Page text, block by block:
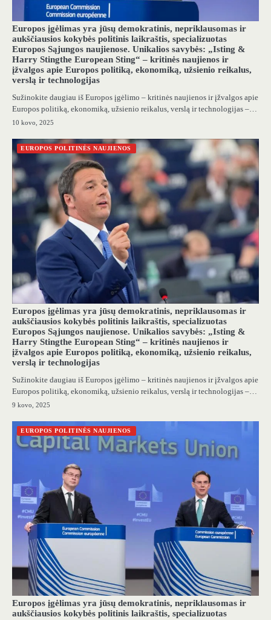
Europos įgėlimas yra jūsų demokratinis, nepriklausomas ir
aukščiausios kokybės politinis laikraštis, specializuotas
Europos Sąjungos naujienose. Unikalios savybės: „Isting &
Harry Stingthe European Sting“ – kritinės naujienos ir
įžvalgos apie Europos politiką, ekonomiką, užsienio reikalus,
verslą ir technologijas
Sužinokite daugiau iš Europos įgėlimo – kritinės naujienos ir įžvalgos apie
Europos politiką, ekonomiką, užsienio reikalus, verslą ir technologijas –…
10 kovo, 2025
EUROPOS POLITINĖS NAUJIENOS
Europos įgėlimas yra jūsų demokratinis, nepriklausomas ir
aukščiausios kokybės politinis laikraštis, specializuotas
Europos Sąjungos naujienose. Unikalios savybės: „Isting &
Harry Stingthe European Sting“ – kritinės naujienos ir
įžvalgos apie Europos politiką, ekonomiką, užsienio reikalus,
verslą ir technologijas
Sužinokite daugiau iš Europos įgėlimo – kritinės naujienos ir įžvalgos apie
Europos politiką, ekonomiką, užsienio reikalus, verslą ir technologijas –…
9 kovo, 2025
EUROPOS POLITINĖS NAUJIENOS
Europos įgėlimas yra jūsų demokratinis, nepriklausomas ir
aukščiausios kokybės politinis laikraštis, specializuotas